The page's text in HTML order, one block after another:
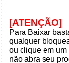
[ATENÇÃO]
Para Baixar
qualquer
ou clique em
não abra seu